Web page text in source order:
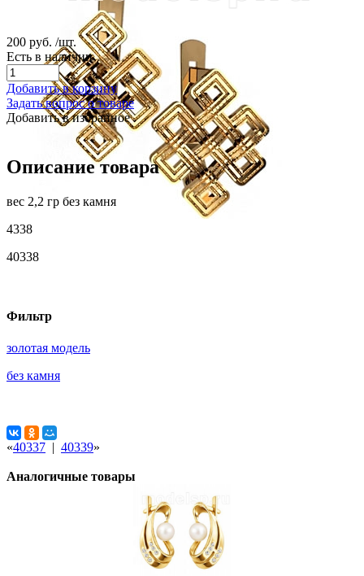
200 руб. /шт.
Есть в наличии
Добавить в корзину
Задать вопрос о товаре
Добавить в избранное
Описание товара
вес 2,2 гр без камня
4338
40338
Фильтр
золотая модель
без камня
«40337 | 40339»
Аналогичные товары